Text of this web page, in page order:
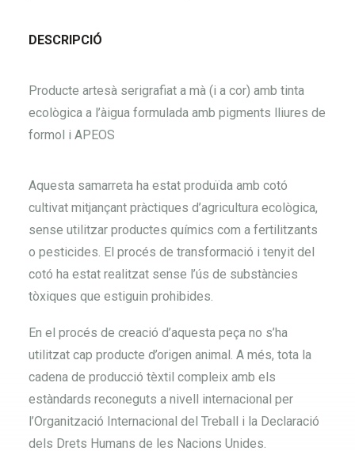
DESCRIPCIÓ
Producte artesà serigrafiat a mà (i a cor) amb tinta
ecològica a l’àigua formulada amb pigments lliures de
formol i APEOS
Aquesta samarreta ha estat produïda amb cotó
cultivat mitjançant pràctiques d’agricultura ecològica,
sense utilitzar productes químics com a fertilitzants
o pesticides. El procés de transformació i tenyit del
cotó ha estat realitzat sense l’ús de substàncies
tòxiques que estiguin prohibides.
En el procés de creació d’aquesta peça no s’ha
utilitzat cap producte d’origen animal. A més, tota la
cadena de producció tèxtil compleix amb els
estàndards reconeguts a nivell internacional per
l’Organització Internacional del Treball i la Declaració
dels Drets Humans de les Nacions Unides.